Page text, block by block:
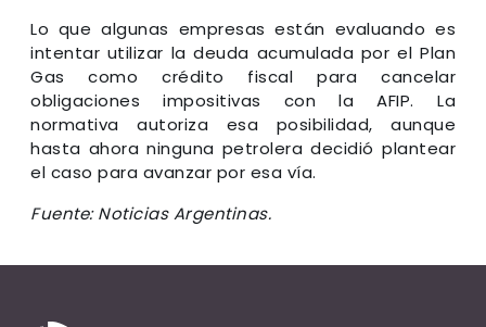
Lo que algunas empresas están evaluando es
intentar utilizar la deuda acumulada por el Plan
Gas como crédito fiscal para cancelar
obligaciones impositivas con la AFIP. La
normativa autoriza esa posibilidad, aunque
hasta ahora ninguna petrolera decidió plantear
el caso para avanzar por esa vía.
Fuente: Noticias Argentinas.